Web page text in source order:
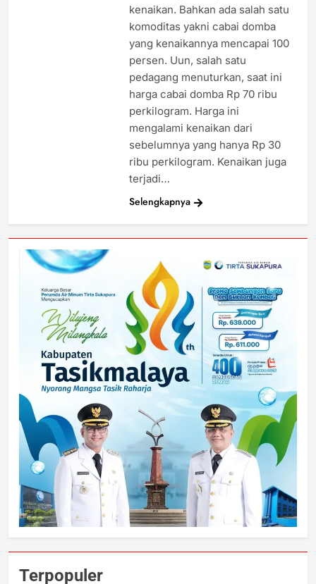
kenaikan. Bahkan ada salah satu
komoditas yakni cabai domba
yang kenaikannya mencapai 100
persen. Uun, salah satu
pedagang menuturkan, saat ini
harga cabai domba Rp 70 ribu
perkilogram. Harga ini
mengalami kenaikan dari
sebelumnya yang hanya Rp 30
ribu perkilogram. Kenaikan juga
terjadi…
Selengkapnya
Terpopuler